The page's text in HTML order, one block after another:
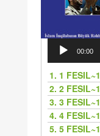
00:00
1. 1 FESIL~1
2.2 FESIL~1
3.3 FESIL~1
4.4 FESIL~1
5.5 FESIL~1